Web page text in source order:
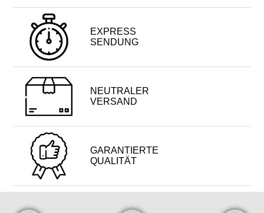
EXPRESS
SENDUNG
NEUTRALER
VERSAND
GARANTIERTE
QUALITÄT